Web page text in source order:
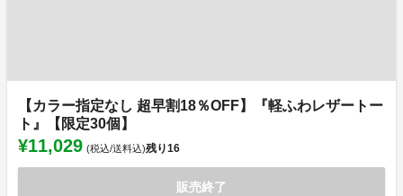
【カラー指定なし 超早割18％OFF】『軽ふわレザートー
ト』【限定30個】
¥11,029 (税込/送料込)残り16
販売終了